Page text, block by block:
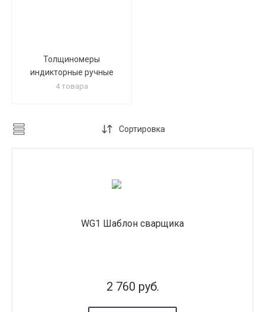
Толщиномеры
индикторные ручные
4 товара
Сортировка
WG1 Шаблон сварщика
2 760 руб.